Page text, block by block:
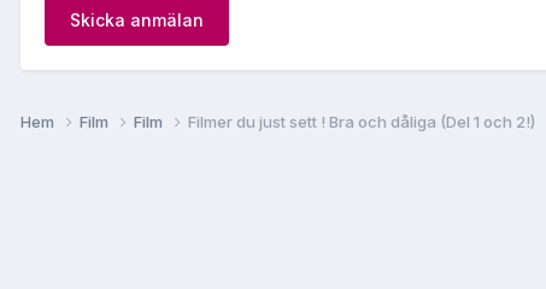
Skicka anmälan
Hem Film Film Filmer du just sett ! Bra och dåliga (Del 1 och 2!)